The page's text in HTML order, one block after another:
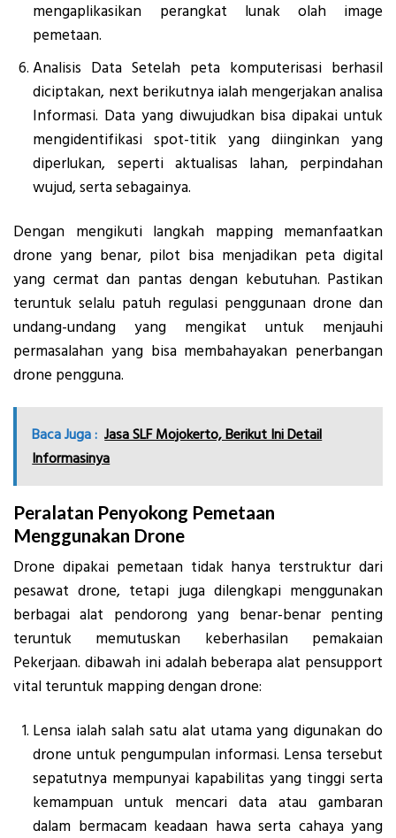
mengaplikasikan perangkat lunak olah image
pemetaan.
Analisis Data Setelah peta komputerisasi berhasil
diciptakan, next berikutnya ialah mengerjakan analisa
Informasi. Data yang diwujudkan bisa dipakai untuk
mengidentifikasi spot-titik yang diinginkan yang
diperlukan, seperti aktualisas lahan, perpindahan
wujud, serta sebagainya.
Dengan mengikuti langkah mapping memanfaatkan
drone yang benar, pilot bisa menjadikan peta digital
yang cermat dan pantas dengan kebutuhan. Pastikan
teruntuk selalu patuh regulasi penggunaan drone dan
undang-undang yang mengikat untuk menjauhi
permasalahan yang bisa membahayakan penerbangan
drone pengguna.
Baca Juga : Jasa SLF Mojokerto, Berikut Ini Detail
Informasinya
Peralatan Penyokong Pemetaan
Menggunakan Drone
Drone dipakai pemetaan tidak hanya terstruktur dari
pesawat drone, tetapi juga dilengkapi menggunakan
berbagai alat pendorong yang benar-benar penting
teruntuk memutuskan keberhasilan pemakaian
Pekerjaan. dibawah ini adalah beberapa alat pensupport
vital teruntuk mapping dengan drone:
Lensa ialah salah satu alat utama yang digunakan do
drone untuk pengumpulan informasi. Lensa tersebut
sepatutnya mempunyai kapabilitas yang tinggi serta
kemampuan untuk mencari data atau gambaran
dalam bermacam keadaan hawa serta cahaya yang